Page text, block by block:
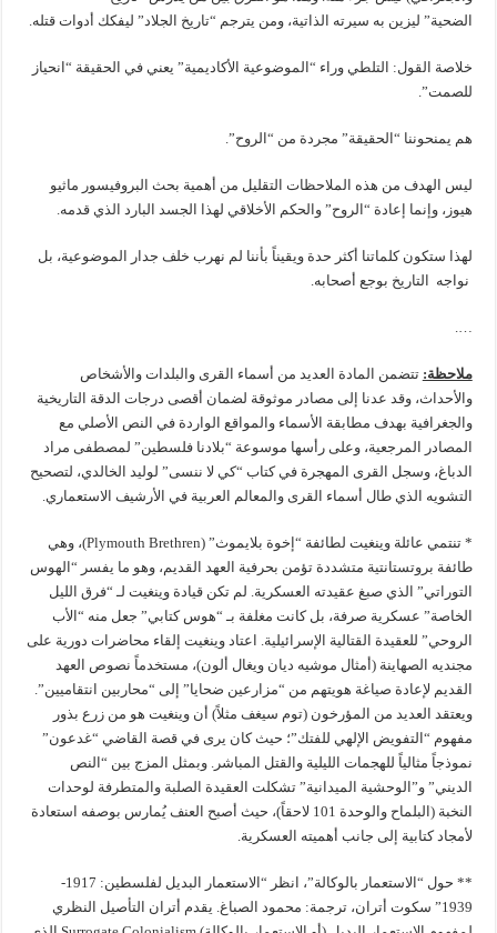
الضحية” ليزين به سيرته الذاتية، ومن يترجم “تاريخ الجلاد” ليفكك أدوات قتله.
خلاصة القول: التلطي وراء “الموضوعية الأكاديمية” يعني في الحقيقة “انحياز
للصمت”.
هم يمنحوننا “الحقيقة” مجردة من “الروح”.
ليس الهدف من هذه الملاحظات التقليل من أهمية بحث البروفيسور ماثيو
هيوز، وإنما إعادة “الروح” والحكم الأخلاقي لهذا الجسد البارد الذي قدمه.
لهذا ستكون كلماتنا أكثر حدة ويقيناً بأننا لم نهرب خلف جدار الموضوعية، بل
نواجه التاريخ بوجع أصحابه.
ملاحظة: تتضمن المادة العديد من أسماء القرى والبلدات والأشخاص
والأحداث، وقد عدنا إلى مصادر موثوقة لضمان أقصى درجات الدقة التاريخية
والجغرافية بهدف مطابقة الأسماء والمواقع الواردة في النص الأصلي مع
المصادر المرجعية، وعلى رأسها موسوعة “بلادنا فلسطين” لمصطفى مراد
الدباغ، وسجل القرى المهجرة في كتاب “كي لا ننسى” لوليد الخالدي، لتصحيح
التشويه الذي طال أسماء القرى والمعالم العربية في الأرشيف الاستعماري.
* تنتمي عائلة وينغيت لطائفة “إخوة بلايموث” (Plymouth Brethren)، وهي
طائفة بروتستانتية متشددة تؤمن بحرفية العهد القديم، وهو ما يفسر “الهوس
التوراتي” الذي صبغ عقيدته العسكرية. لم تكن قيادة وينغيت لـ “فرق الليل
الخاصة” عسكرية صرفة، بل كانت مغلفة بـ “هوس كتابي” جعل منه “الأب
الروحي” للعقيدة القتالية الإسرائيلية. اعتاد وينغيت إلقاء محاضرات دورية على
مجنديه الصهاينة (أمثال موشيه ديان ويغال ألون)، مستخدماً نصوص العهد
القديم لإعادة صياغة هويتهم من “مزارعين ضحايا” إلى “محاربين انتقاميين”.
ويعتقد العديد من المؤرخون (توم سيغف مثلاً) أن وينغيت هو من زرع بذور
مفهوم “التفويض الإلهي للفتك”؛ حيث كان يرى في قصة القاضي “غدعون”
نموذجاً مثالياً للهجمات الليلية والقتل المباشر. وبمثل المزج بين “النص
الديني” و”الوحشية الميدانية” تشكلت العقيدة الصلبة والمتطرفة لوحدات
النخبة (البلماح والوحدة 101 لاحقاً)، حيث أصبح العنف يُمارس بوصفه استعادة
لأمجاد كتابية إلى جانب أهميته العسكرية.
** حول “الاستعمار بالوكالة”، انظر “الاستعمار البديل لفلسطين: 1917-
1939” سكوت أتران، ترجمة: محمود الصباغ. يقدم أتران التأصيل النظري